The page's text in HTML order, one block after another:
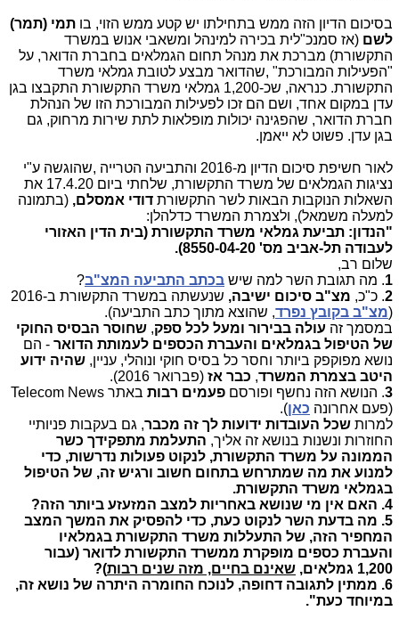
בסיכום הדיון הזה ממש בתחילתו יש קטע ממש הזוי, בו תמי (תמר)
לשם (אז סמנכ"לית בכירה למינהל ומשאבי אנוש במשרד
התקשורת) מברכת את מנהל תחום הגמלאים בחברת הדואר, על
"הפעילות המבורכת" ,שהדואר מבצע לטובת גמלאי משרד
התקשורת. כנראה, שכ-1,200 גמלאי משרד התקשורת התקבצו בגן
עדן במקום אחד, ושם הם זכו לפעילות המבורכת הזו של הנהלת
חברת הדואר, שהפגינה יכולות מופלאות לתת שירות מרחוק, גם
בגן עדן. פשוט לא ייאמן.
לאור חשיפת סיכום הדיון מ-2016 והתביעה הטרייה ,שהוגשה ע"י
נציגות הגמלאים של משרד התקשורת, שלחתי ביום 17.4.20 את
השאלות הנוקבות הבאות לשר התקשורת דודי אמסלם, (בתמונה
למעלה משמאל), ולצמרת המשרד כדלהלן:
"הנדון: תביעת גמלאי משרד התקשורת (בית הדין האזורי
לעבודה תל-אביב מס' 8550-04-20).
שלום רב,
1. מה תגובת השר למה שיש בכתב התביעה המצ"ב?
2. כ"כ, מצ"ב סיכום ישיבה,
שנעשתה במשרד התקשורת ב-2016
(מצ"ב בקובץ נפרד, שהוצא מתוך כתב התביעה).
במסמך זה עולה בבירור ומעל לכל ספק, שחוסר הבסיס החוקי
של הטיפול בגמלאים והעברת הכספים לעמותת הדואר - הם
נושא מפוקפק ביותר וחסר כל בסיס חוקי ונוהלי, עניין, שהיה ידוע
היטב בצמרת המשרד, כבר אז (פברואר 2016).
3. הנושא הזה נחשף ופורסם פעמים רבות באתר Telecom News
(פעם אחרונה כאן).
למרות שכל העובדות ידועות לך זה מכבר, גם בעקבות פניותיי
החוזרות ונשנות בנושא זה אליך, התעלמת מתפקידך כשר
הממונה על משרד התקשורת, לנקוט פעולות נדרשות, כדי
למנוע את מה שמתרחש בתחום חשוב ורגיש זה, של הטיפול
בגמלאי משרד התקשורת.
4. האם אין מי שנושא באחריות למצב המזעזע ביותר הזה?
5. מה בדעת השר לנקוט כעת, כדי להפסיק את המשך המצב
המחפיר הזה, של התעללות משרד התקשורת בגמלאיו
והעברת כספים מופקרת ממשרד התקשורת לדואר (עבור
1,200 גמלאים,
שאינם בחיים, מזה שנים רבות)?
6. ממתין לתגובה דחופה, לנוכח החומרה היתרה של נושא זה,
במיוחד כעת".